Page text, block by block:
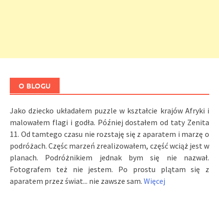
O BLOGU
Jako dziecko układałem puzzle w kształcie krajów Afryki i
malowałem flagi i godła. Później dostałem od taty Zenita
11. Od tamtego czasu nie rozstaję się z aparatem i marzę o
podróżach. Częśc marzeń zrealizowałem, część wciąż jest w
planach. Podróżnikiem jednak bym się nie nazwał.
Fotografem też nie jestem. Po prostu plątam się z
aparatem przez świat... nie zawsze sam. Więcej